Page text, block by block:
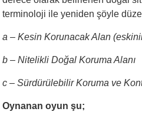
terminoloji ile yeniden şöyle
a – Kesin Korunacak Alan
b – Nitelikli Doğal Koruma Alanı
c – Sürdürülebilir Koruma ve
Oynanan oyun şu;